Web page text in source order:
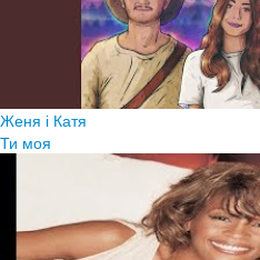
Женя і Катя
Ти моя